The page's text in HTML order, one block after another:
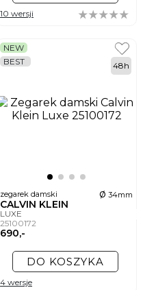
10 wersji
zegarek damski ø 34mm
CALVIN KLEIN
LUXE
25100172
690,-
NEW
BEST
48h
DO KOSZYKA
4 wersje